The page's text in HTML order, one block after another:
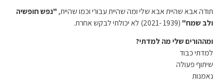
תודה אבא שהיית אבא שלי ומה שהיית עבורי וכמו שהיית, "נפש חופשיה
ולב שמח" (1939 -2021) לא יכולתי לבקש אחרת.
ומההורים שלי מה למדתי?
למדתי כבוד
שיתוף פעולה
נאמנות